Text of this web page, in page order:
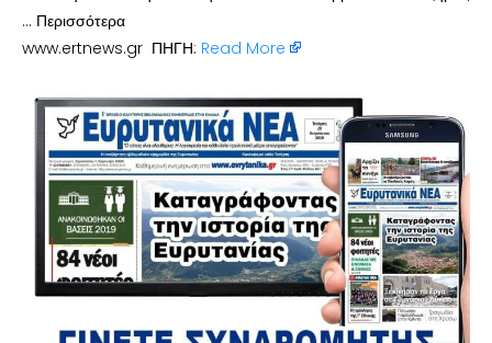
… Περισσότερα
www.ertnews.gr ΠΗΓΗ: Read More